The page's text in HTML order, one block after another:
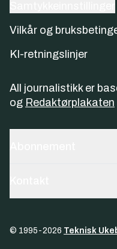
Vilkår og
KI-retningslinjer
All journalistikk er
og Redaktørplakaten
© 1995-2026 Teknisk